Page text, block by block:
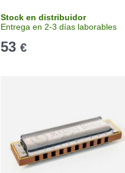
Stock en distribuidor
Entrega en 2-3 días laborables
53 €